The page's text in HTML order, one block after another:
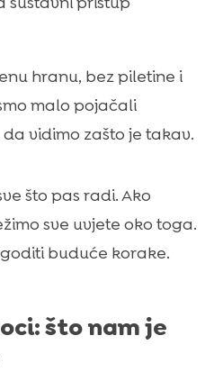
hranu, bez piletine i
malo pojačali
vidimo zašto je takav.
što pas radi. Ako
sve uvjete oko toga.
buduće korake.
što nam je